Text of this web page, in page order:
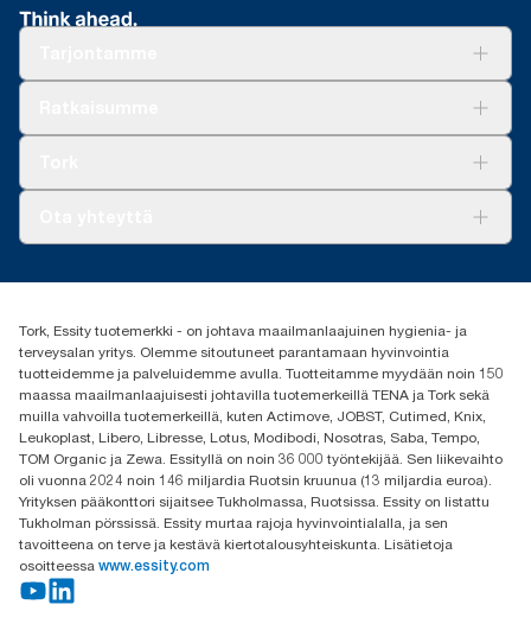
(+358) 9 5068 8222
Oy Essity Finland Ab
Revontulenkuja 1
02100 Espoo
Tork, Essity tuotemerkki - on johtava maailmanlaajuinen hygienia- ja
terveysalan yritys. Olemme sitoutuneet parantamaan hyvinvointia
tuotteidemme ja palveluidemme avulla. Tuotteitamme myydään noin 150
maassa maailmanlaajuisesti johtavilla tuotemerkeillä TENA ja Tork sekä
muilla vahvoilla tuotemerkeillä, kuten Actimove, JOBST, Cutimed, Knix,
Leukoplast, Libero, Libresse, Lotus, Modibodi, Nosotras, Saba, Tempo,
TOM Organic ja Zewa. Essityllä on noin 36 000 työntekijää. Sen liikevaihto
oli vuonna 2024 noin 146 miljardia Ruotsin kruunua (13 miljardia euroa).
Yrityksen pääkonttori sijaitsee Tukholmassa, Ruotsissa. Essity on listattu
Tukholman pörssissä. Essity murtaa rajoja hyvinvointialalla, ja sen
tavoitteena on terve ja kestävä kiertotalousyhteiskunta. Lisätietoja
osoitteessa www.essity.com